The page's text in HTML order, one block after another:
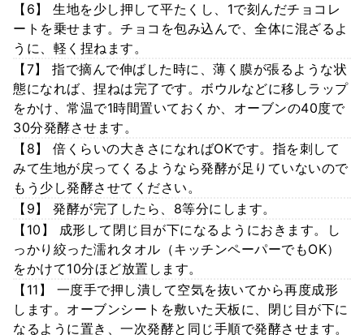
【6】 生地を少し押して平たくし、1で刻んだチョコレ
ートを乗せます。チョコを包み込んで、全体に混ざるよ
うに、軽く捏ねます。
【7】 指で摘んで伸ばした時に、薄く膜が張るような状
態になれば、捏ねは完了です。ボウルなどに移しラップ
をかけ、常温で1時間置いておくか、オーブンの40度で
30分発酵させます。
【8】 倍くらいの大きさになればOKです。指を刺して
みて生地が戻ってくるようなら発酵が足りていないので
もう少し発酵させてください。
【9】 発酵が完了したら、8等分にします。
【10】 成形して閉じ目が下になるようにおきます。し
っかり絞った濡れタオル（キッチンペーパーでもOK）
をかけて10分ほど放置します。
【11】 一度手で押し潰して空気を抜いてから再度成形
します。オーブンシートを敷いた天板に、閉じ目が下に
なるように置き、一次発酵と同じ手順で発酵させます。